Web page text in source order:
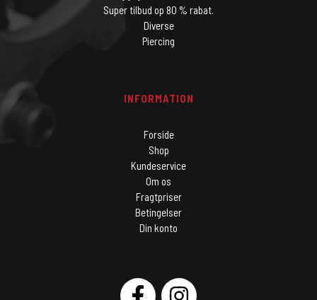
Super tilbud op 80 % rabat.
Diverse
Piercing
INFORMATION
Forside
Shop
Kundeservice
Om os
Fragtpriser
Betingelser
Din konto